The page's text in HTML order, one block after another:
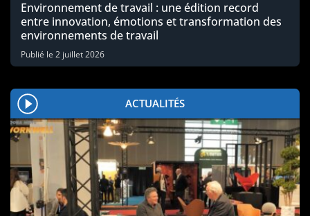
Environnement de travail : une édition record
entre innovation, émotions et transformation des
environnements de travail
Publié le 2 juillet 2026
ACTUALITÉS